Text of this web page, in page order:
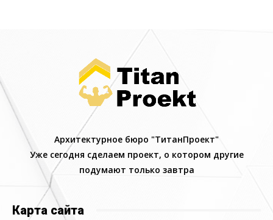
Архитектурное бюро "ТитанПроект"
Уже сегодня сделаем проект, о котором другие
подумают только завтра
Карта сайта